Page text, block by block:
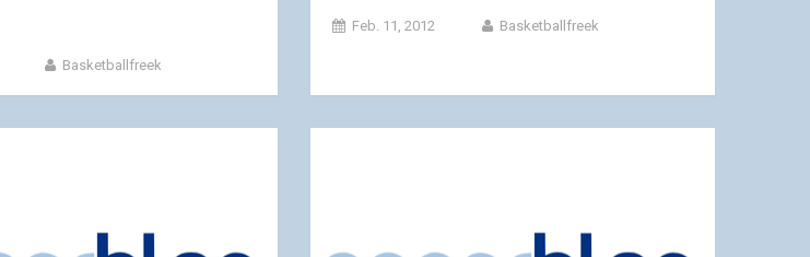
Basketballfreek
Feb. 11, 2012 Basketballfreek